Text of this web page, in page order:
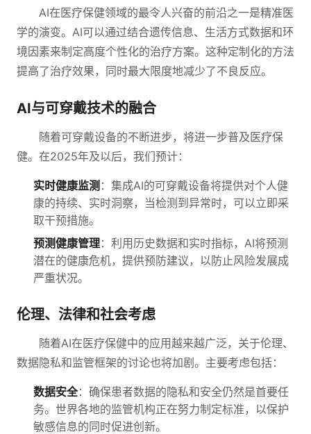
AI在医疗保健领域的最令人兴奋的前沿之一是精准医
学的演变。AI可以通过结合遗传信息、生活方式数据和环
境因素来制定高度个性化的治疗方案。这种定制化的方法
提高了治疗效果，同时最大限度地减少了不良反应。
AI与可穿戴技术的融合
随着可穿戴设备的不断进步，将进一步普及医疗保
健。在2025年及以后，我们预计：
实时健康监测 ：集成AI的可穿戴设备将提供对个人健
康的持续、实时洞察，当检测到异常时，可以立即采
取干预措施。
预测健康管理：利用历史数据和实时指标，AI将预测
潜在的健康危机，提供预防建议，以防止风险发展成
严重状况。
伦理、法律和社会考虑
随着AI在医疗保健中的应用越来越广泛，关于伦理、
数据隐私和监管框架的讨论也将加剧。主要考虑包括：
数据安全：确保患者数据的隐私和安全仍然是首要任
务。世界各地的监管机构正在努力制定标准，以保护
敏感信息的同时促进创新。